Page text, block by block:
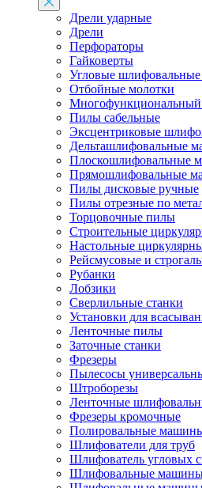
Дрели ударные
Дрели
Перфораторы
Гайковерты
Угловые
Отбойные молотки
Многофункциональный
Пилы сабельные
Эксцентриковые
Дельташлифовальные
Плоскошлифовальные
Прямошлифовальные
Пилы дисковые ручные
Пилы отрезные по
Торцовочные пилы
Строительные
Настольные
Рейсмусовые и
Рубанки
Лобзики
Сверлильные станки
Установки для
Ленточные пилы
Заточные станки
Фрезеры
Пылесосы
Штроборезы
Ленточные
Фрезеры кромочные
Полировальные
Шлифователи для труб
Шлифователь угловых
Шлифовальные машины